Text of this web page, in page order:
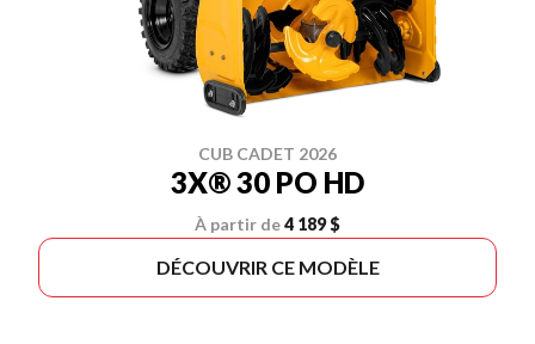
CUB CADET 2026
3X® 30 PO HD
À partir de4 189 $
DÉCOUVRIR CE MODÈLE